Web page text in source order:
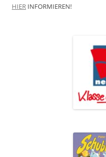
HIER INFORMIEREN!